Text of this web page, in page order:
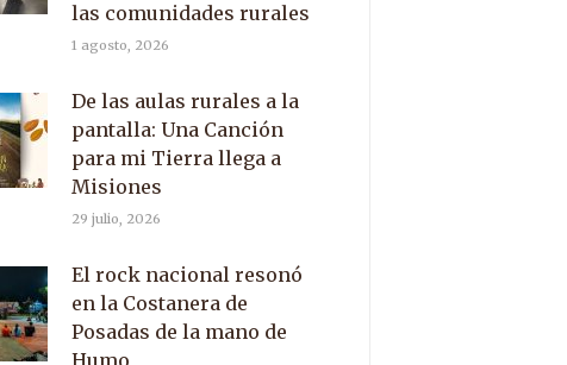
las comunidades rurales
1 agosto, 2026
De las aulas rurales a la
pantalla: Una Canción
para mi Tierra llega a
Misiones
29 julio, 2026
El rock nacional resonó
en la Costanera de
Posadas de la mano de
Humo